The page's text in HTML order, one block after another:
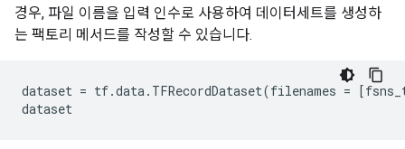
경우, 파일 이름을 입력 인수로 사용하여 데이터세트를 생성하
는 팩토리 메서드를 작성할 수 있습니다.
dataset = tf.data. TFRecordDataset(filenames = [
dataset